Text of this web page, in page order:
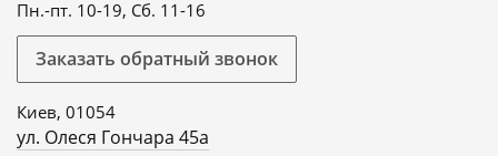
Пн.-пт. 10-19, Сб. 11-16
Заказать обратный звонок
Киев, 01054
ул. Олеся Гончара 45а